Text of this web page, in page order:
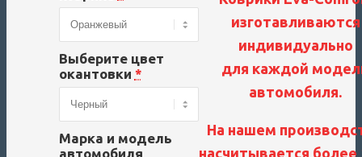
Выберите цвет
окантовки *
Марка и модель
автомобиля
изготавливаются
индивидуально
для каждой
автомобиля.
На нашем
насчитывается более